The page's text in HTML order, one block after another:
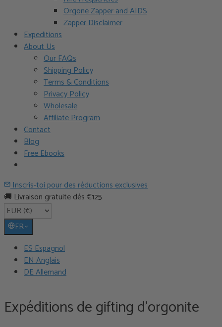
Orgone Zapper and AIDS
Zapper Disclaimer
Expeditions
About Us
Our FAQs
Shipping Policy
Terms & Conditions
Privacy Policy
Wholesale
Affiliate Program
Contact
Blog
Free Ebooks
Inscris-toi pour des réductions exclusives
🚚 Livraison gratuite dès €125
FR
ES Espagnol
EN Anglais
DE Allemand
Expéditions de gifting d'orgonite